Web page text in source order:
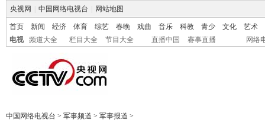
央视网 中国网络电视台 网站地图
首页 新闻 经济 体育 综艺 春晚 戏曲 音乐 科教 青少 文化
艺术
电视
频道大全 栏目大全 节目大全 直播中国 赛事直播 网络
中国网络电视台 > 军事频道 > 军事报道 >